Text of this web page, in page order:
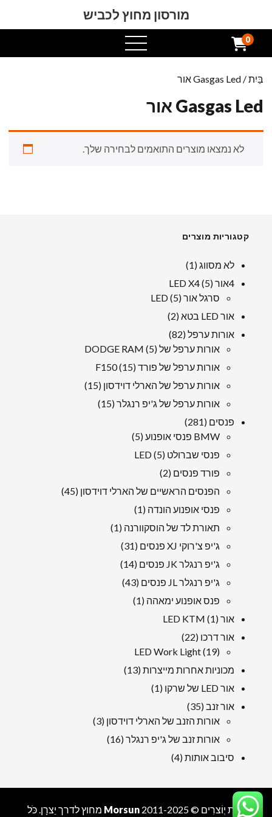
מורסון מחוץ לכביש
תפריט
פתוח
0
בַּיִת/ Gasgas Led אור
Gasgas Led אור
לא נמצאו מוצרים התואמים לבחירה שלך.
קטגוריות מוצרים
לא מסווג 1
1
מוּצָר
4אור LED X4 5
5
מוצרים
סרגל אור LED 5
5
מוצרים
אור LED בטא 2
2
מוצרים
אורות ערפל 82
82
מוצריםאורות ערפל של DODGE RAM 5
5
מוצרים
אורות ערפל של פורד F150 15
15
מוצרים
אורות ערפל של הארלי דוידסון 15
15
אורות ערפל של ג'יפ רנגלר 15
15
פנסים 281
281
מוצרים BMW פנסי אופנוע 5
5
מוצרים
פנסי שברולט LED 5
5
מוצרים
פורד פנסים 2
2
מוצרים
הפנסים הראשיים של הארלי דוידסון 45
45
פנסי אופנוע הונדה 1
1
מוּצָר
תאורת לד של הוסקוורנה 1
1
ג'יפ צ'רוקי XJ פנסים 31
31
מוצרים
ג'יפ רנגלר JK פנסים 14
14
מוצרים
ג'יפ רנגלר JL פנסים 43
43
פנס אופנוע ימאהה 1
1
אור LED KTM 1
1
מוּצָר
אור דרכו 22
22
מוצרים
LED Work Light 19
19
מוצרים
מכוניות אחרות מייצרות 13
13
אור LED של שרקו 1
1
אור זנב 35
35
מוצרים
אורות הזנב של הארלי דוידסון 3
3
אורות זנב של ג'יפ רנגלר 16
16
סיבוב אותות 4
4
זְכוּת יְוֹצרִים © 2011-2025 Morsun מחוץ לדרך יַצרָן. כֹּל